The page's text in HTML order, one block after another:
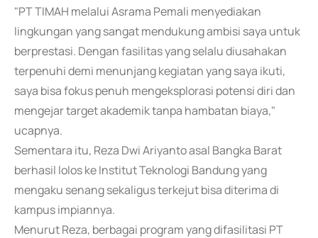
"PT TIMAH melalui Asrama Pemali menyediakan
lingkungan yang sangat mendukung ambisi saya untuk
berprestasi. Dengan fasilitas yang selalu diusahakan
terpenuhi demi menunjang kegiatan yang saya ikuti,
saya bisa fokus penuh mengeksplorasi potensi diri dan
mengejar target akademik tanpa hambatan biaya,"
ucapnya.
Sementara itu, Reza Dwi Ariyanto asal Bangka Barat
berhasil lolos ke Institut Teknologi Bandung yang
mengaku senang sekaligus terkejut bisa diterima di
kampus impiannya.
Menurut Reza, berbagai program yang difasilitasi PT